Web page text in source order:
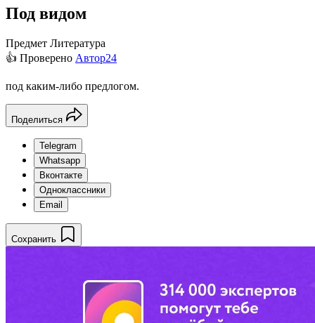
Под видом
Предмет Литература
👍 Проверено Автор24
под каким-либо предлогом.
Поделиться
Telegram
Whatsapp
Вконтакте
Одноклассники
Email
Сохранить